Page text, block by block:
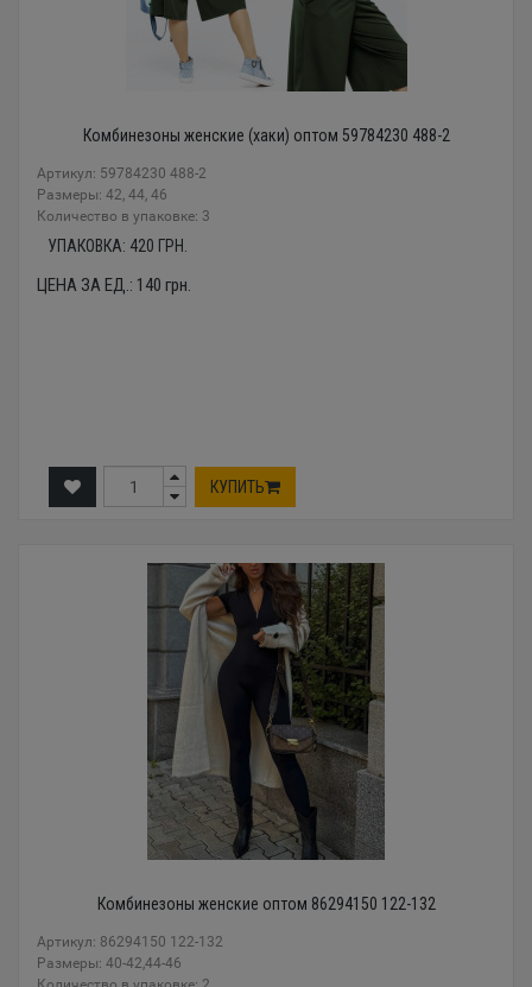
Комбинезоны женские (хаки) оптом 59784230 488-2
Артикул: 59784230 488-2
Размеры: 42, 44, 46
Количество в упаковке: 3
УПАКОВКА: 420 ГРН.
ЦЕНА ЗА ЕД.: 140 грн.
КУПИТЬ
Комбинезоны женские оптом 86294150 122-132
Артикул: 86294150 122-132
Размеры: 40-42,44-46